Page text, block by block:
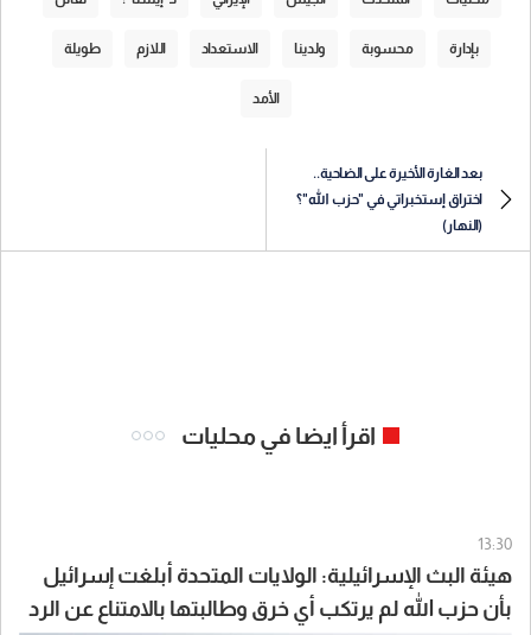
بإدارة محسوبة ولدينا الاستعداد اللازم طويلة
الأمد
بعد الغارة الأخيرة على الضاحية..
اختراق إستخبراتي في "حزب الله"؟
(النهار)
اقرأ ايضا في محليات
13:30
هيئة البث الإسرائيلية: الولايات المتحدة أبلغت إسرائيل
بأن حزب الله لم يرتكب أي خرق وطالبتها بالامتناع عن الرد